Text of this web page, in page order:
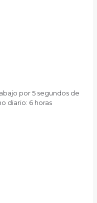
por 5 segundos de
diario: 6 horas